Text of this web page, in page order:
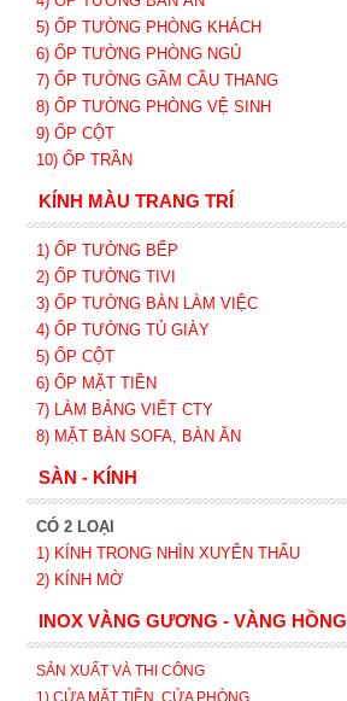
5) ỐP TƯỜNG PHÒNG KHÁCH
6) ỐP TƯỜNG PHÒNG NGỦ
7) ỐP TƯỜNG GẦM CẦU THANG
8) ỐP TƯỜNG PHÒNG VỆ SINH
9) ỐP CỘT
10) ỐP TRẦN
KÍNH MÀU TRANG TRÍ
1) ỐP TƯỜNG BẾP
2) ỐP TƯỜNG TIVI
3) ỐP TƯỜNG BÀN LÀM VIỆC
4) ỐP TƯỜNG TỦ GIÀY
5) ỐP CỘT
6) ỐP MẶT TIỀN
7) LÀM BẢNG VIẾT CTY
8) MẶT BÀN SOFA, BÀN ĂN
SÀN - KÍNH
CÓ 2 LOẠI
1) KÍNH TRONG NHÌN XUYÊN THẤU
2) KÍNH MỜ
INOX VÀNG GƯƠNG - VÀNG HỒNG
SẢN XUẤT VÀ THI CÔNG
1) CỬA MẶT TIỀN, CỬA PHÒNG